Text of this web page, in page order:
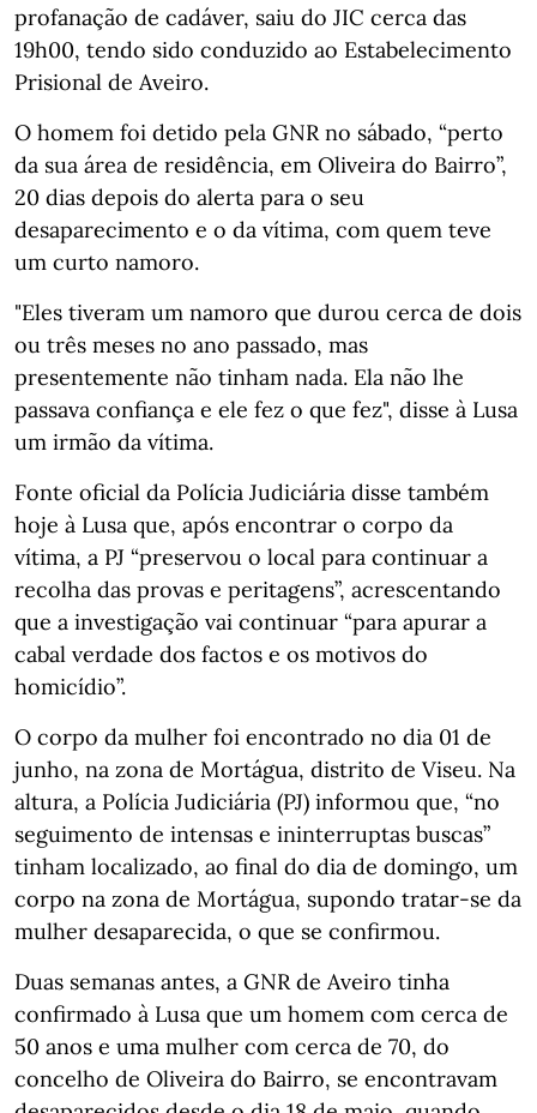
profanação de cadáver, saiu do JIC cerca das
19h00, tendo sido conduzido ao Estabelecimento
Prisional de Aveiro.
O homem foi detido pela GNR no sábado, “perto
da sua área de residência, em Oliveira do Bairro”,
20 dias depois do alerta para o seu
desaparecimento e o da vítima, com quem teve
um curto namoro.
"Eles tiveram um namoro que durou cerca de dois
ou três meses no ano passado, mas
presentemente não tinham nada. Ela não lhe
passava confiança e ele fez o que fez", disse à Lusa
um irmão da vítima.
Fonte oficial da Polícia Judiciária disse também
hoje à Lusa que, após encontrar o corpo da
vítima, a PJ “preservou o local para continuar a
recolha das provas e peritagens”, acrescentando
que a investigação vai continuar “para apurar a
cabal verdade dos factos e os motivos do
homicídio”.
O corpo da mulher foi encontrado no dia 01 de
junho, na zona de Mortágua, distrito de Viseu. Na
altura, a Polícia Judiciária (PJ) informou que, “no
seguimento de intensas e ininterruptas buscas”
tinham localizado, ao final do dia de domingo, um
corpo na zona de Mortágua, supondo tratar-se da
mulher desaparecida, o que se confirmou.
Duas semanas antes, a GNR de Aveiro tinha
confirmado à Lusa que um homem com cerca de
50 anos e uma mulher com cerca de 70, do
concelho de Oliveira do Bairro, se encontravam